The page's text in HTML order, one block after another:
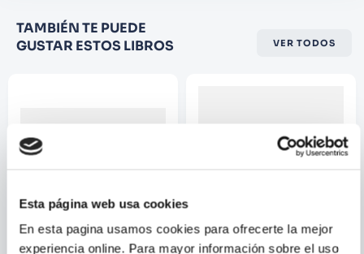
Esta página web usa cookies
En esta pagina usamos cookies para ofrecerte la mejor
experiencia online. Para mayor información sobre el uso
Califique el producto de 1 a 5
estrellas
TAMBIÉN TE PUEDE
GUSTAR ESTOS LIBROS
VER TODOS